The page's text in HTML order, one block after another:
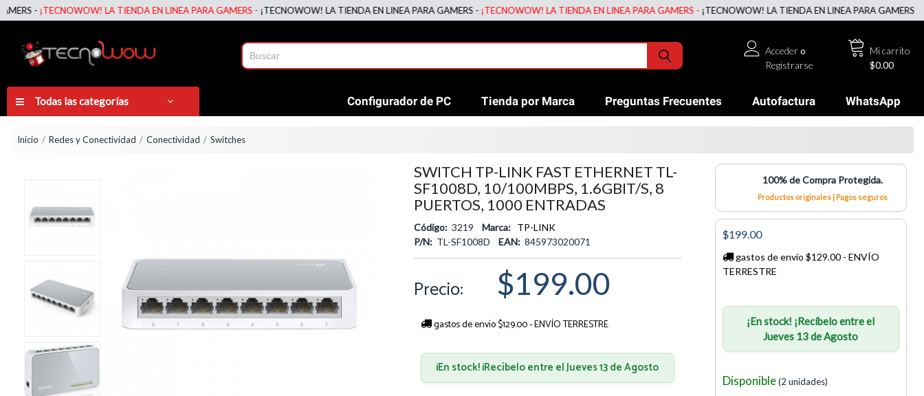
-¡TECNOWOW! LA TIENDA EN LINEA PARA GAMERS -¡TECNOWOW! LA TIENDA EN LINEA PARA GAMERS -¡TECNOWOW! LA TIENDA EN LINEA PARA GAMERS -¡TECNOWOW! LA TIENDA EN LINEA PARA GAMERS -
Mi carrito
$0.00
Accedero
Registrarse
Todas las categorías Configurador de PC Tienda por Marca Preguntas Frecuentes Autofactura WhatsApp
Inicio Redes y Conectividad Conectividad Switches
SWITCH TP-LINK FAST ETHERNET TL-
SF1008D, 10/100MBPS, 1.6GBIT/S, 8
PUERTOS, 1000 ENTRADAS
Código: 3219 Marca: TP-LINK
P/N: TL-SF1008D EAN: 845973020071
Precio: $199.00
gastos de envío $129.00 - ENVÍO TERRESTRE
¡En stock! ¡Recíbelo entre el Jueves 13 de Agosto
100% de Compra Protegida.
Productos originales | Pagos seguros
$199.00
gastos de envío $129.00 - ENVÍO
TERRESTRE
¡En stock! ¡Recíbelo entre el
Jueves 13 de Agosto
Disponible(2 unidades)